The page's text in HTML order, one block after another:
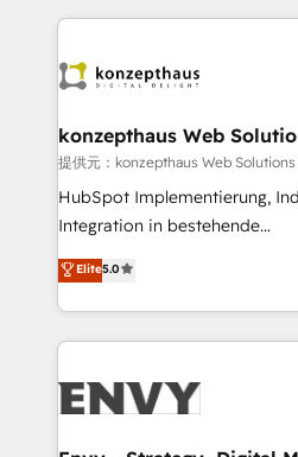
250+ HubSpot experts
business goals. Talk to us if you’re looking to: -
reliable source of truth -
CRM and marketing data, not
system - Accelerate impact
understands both strategy
konzepthaus Web
提供元：konzepthaus Web
HubSpot Implementierung,
Integration in bestehende
Unternehmensstrukturen/-
von Systemarchitekturen
Webseiten/Kundenportalen -
Spezialgebiete unserer 43
digitale Marketing-, Vertriebs-
Elite5.0